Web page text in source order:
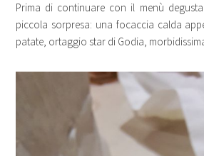
Prima di continuare con il menù
piccola sorpresa: una focaccia calda
patate, ortaggio star di Godia,